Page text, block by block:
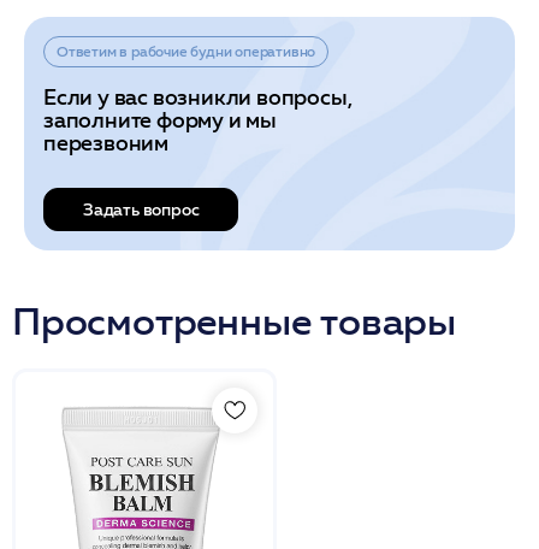
Ответим в рабочие будни оперативно
Если у вас возникли вопросы,
заполните форму и мы
перезвоним
Задать вопрос
Просмотренные товары